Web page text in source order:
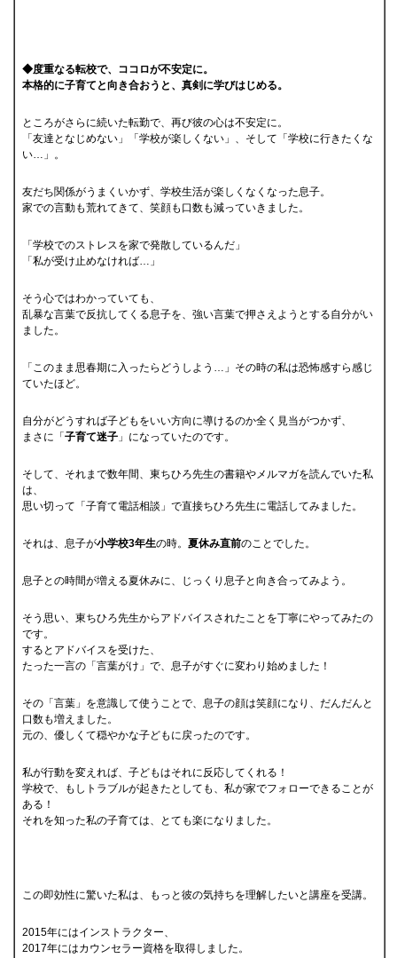
◆度重なる転校で、ココロが不安定に。
本格的に子育てと向き合おうと、真剣に学びはじめる。
ところがさらに続いた転勤で、再び彼の心は不安定に。
「友達となじめない」「学校が楽しくない」、そして「学校に行きたくな
い…」。
友だち関係がうまくいかず、学校生活が楽しくなくなった息子。
家での言動も荒れてきて、笑顔も口数も減っていきました。
「学校でのストレスを家で発散しているんだ」
「私が受け止めなければ…」
そう心ではわかっていても、
乱暴な言葉で反抗してくる息子を、強い言葉で押さえようとする自分がい
ました。
「このまま思春期に入ったらどうしよう…」その時の私は恐怖感すら感じ
ていたほど。
自分がどうすれば子どもをいい方向に導けるのか全く見当がつかず、
まさに「 子育て迷子 」になっていたのです。
そして、それまで数年間、東ちひろ先生の書籍やメルマガを読んでいた私
は、
思い切って「子育て電話相談」で直接ちひろ先生に電話してみました。
それは、息子が小学校3年生の時。 夏休み直前のことでした。
息子との時間が増える夏休みに、じっくり息子と向き合ってみよう。
そう思い、東ちひろ先生からアドバイスされたことを丁寧にやってみたの
です。
するとアドバイスを受けた、
たった一言の「言葉がけ」で、息子がすぐに変わり始めました！
その「言葉」を意識して使うことで、息子の顔は笑顔になり、だんだんと
口数も増えました。
元の、優しくて穏やかな子どもに戻ったのです。
私が行動を変えれば、子どもはそれに反応してくれる！
学校で、もしトラブルが起きたとしても、私が家でフォローできることが
ある！
それを知った私の子育ては、とても楽になりました。
この即効性に驚いた私は、もっと彼の気持ちを理解したいと講座を受講。
2015年にはインストラクター、
2017年にはカウンセラー資格を取得しました。